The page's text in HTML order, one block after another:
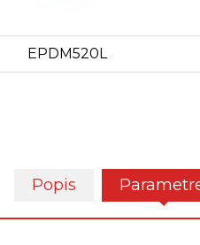
EPDM520L
Popis